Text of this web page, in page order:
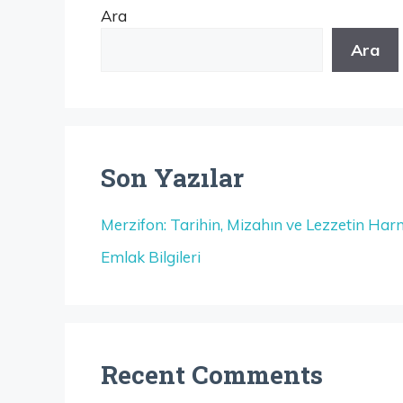
Ara
Ara
Son Yazılar
Merzifon: Tarihin, Mizahın ve Lezzetin
Emlak Bilgileri
Recent Comments